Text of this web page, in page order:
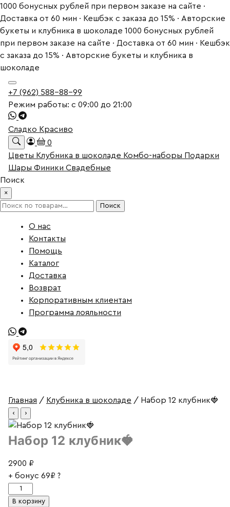
1000 бонусных рублей при первом заказе на сайте ·
Доставка от 60 мин · Кешбэк с заказа до 15% · Авторские
букеты и клубника в шоколаде 1000 бонусных рублей
при первом заказе на сайте · Доставка от 60 мин · Кешбэк
с заказа до 15% · Авторские букеты и клубника в
шоколаде
+7 (962) 588-88-99
Режим работы: с 09:00 до 21:00
Сладко Красиво
0
Цветы Клубника в шоколаде Комбо-наборы Подарки
Шары Финики Свадебные
Поиск
×
Искать: Поиск
О нас
Контакты
Помощь
Каталог
Доставка
Возврат
Корпоративным клиентам
Программа лояльности
Главная / Клубника в шоколаде / Набор 12 клубник🍓
‹ ›
Набор 12 клубник🍓
2900 ₽
+ бонус 69₽ ?
Количество
товара
В корзину